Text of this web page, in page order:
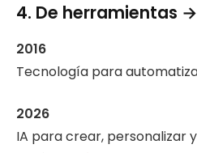
4. De herramientas
2016
Tecnología para
2026
IA para crear, personalizar